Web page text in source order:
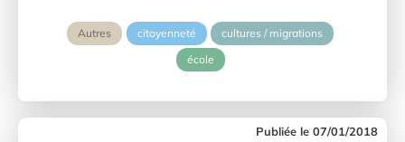
Autres citoyenneté
cultures / migrations
école
07/01/2018